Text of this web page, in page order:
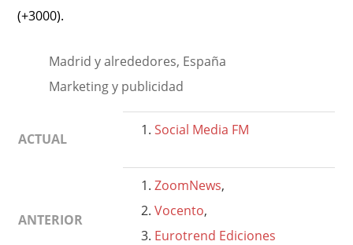
(+3000).
Madrid y alrededores, España
Marketing y publicidad
ACTUAL
Social Media FM
ANTERIOR
ZoomNews,
Vocento,
Eurotrend Ediciones